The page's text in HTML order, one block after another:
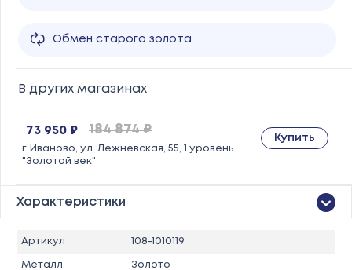
Обмен старого золота
В других магазинах
73 950 ₽ 184 874 ₽
г. Иваново, ул. Лежневская, 55, 1 уровень
"Золотой век"
Купить
Характеристики
Артикул 108-1010119
Металл Золото